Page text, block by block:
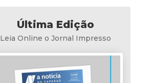
Última Edição
Leia Online o Jornal Impresso